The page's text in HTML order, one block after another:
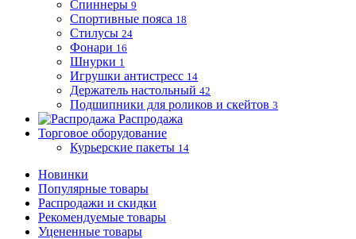
Спиннеры 9
Спортивные пояса 18
Стилусы 24
Фонари 16
Шнурки 1
Игрушки антистресс 14
Держатель настольный 42
Подшипники для роликов и скейтов 3
Распродажа
Торговое оборудование
Курьерские пакеты 14
Новинки
Популярные товары
Распродажи и скидки
Рекомендуемые товары
Уцененные товары